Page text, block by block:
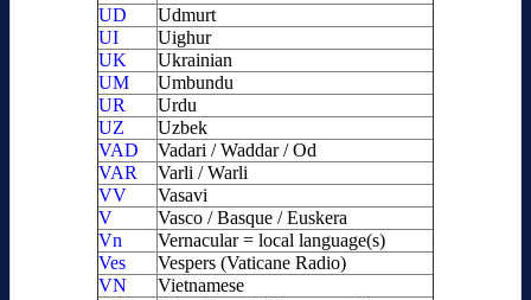
UD
Udmurt
UI
Uighur
UK
Ukrainian
UM
Umbundu
UR
Urdu
UZ
Uzbek
VAD
Vadari / Waddar / Od
VAR
Varli / Warli
VV
Vasavi
V
Vasco / Basque / Euskera
Vn
Vernacular = local language(s)
Ves
Vespers (Vaticane Radio)
VN
Vietnamese